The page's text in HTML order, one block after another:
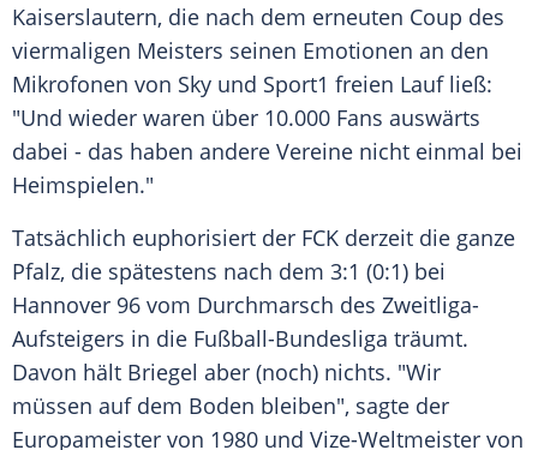
Kaiserslautern, die nach dem erneuten Coup des
viermaligen Meisters seinen Emotionen an den
Mikrofonen von Sky und Sport1 freien Lauf ließ:
"Und wieder waren über 10.000 Fans auswärts
dabei - das haben andere Vereine nicht einmal bei
Heimspielen."
Tatsächlich euphorisiert der FCK derzeit die ganze
Pfalz, die spätestens nach dem 3:1 (0:1) bei
Hannover 96 vom Durchmarsch des Zweitliga-
Aufsteigers in die Fußball-Bundesliga träumt.
Davon hält Briegel aber (noch) nichts. "Wir
müssen auf dem Boden bleiben", sagte der
Europameister von 1980 und Vize-Weltmeister von